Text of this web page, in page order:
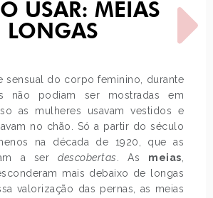
USAR: MEIAS
LONGAS
sensual do corpo feminino, durante
não podiam ser mostradas em
as mulheres usavam vestidos e
no chão. Só a partir do século
na década de 1920, que as
a serdescobertas . As meias
mais debaixo de longas
valorização das pernas, as meias
PRÓXIMO POST
JANA MAGALHÃES